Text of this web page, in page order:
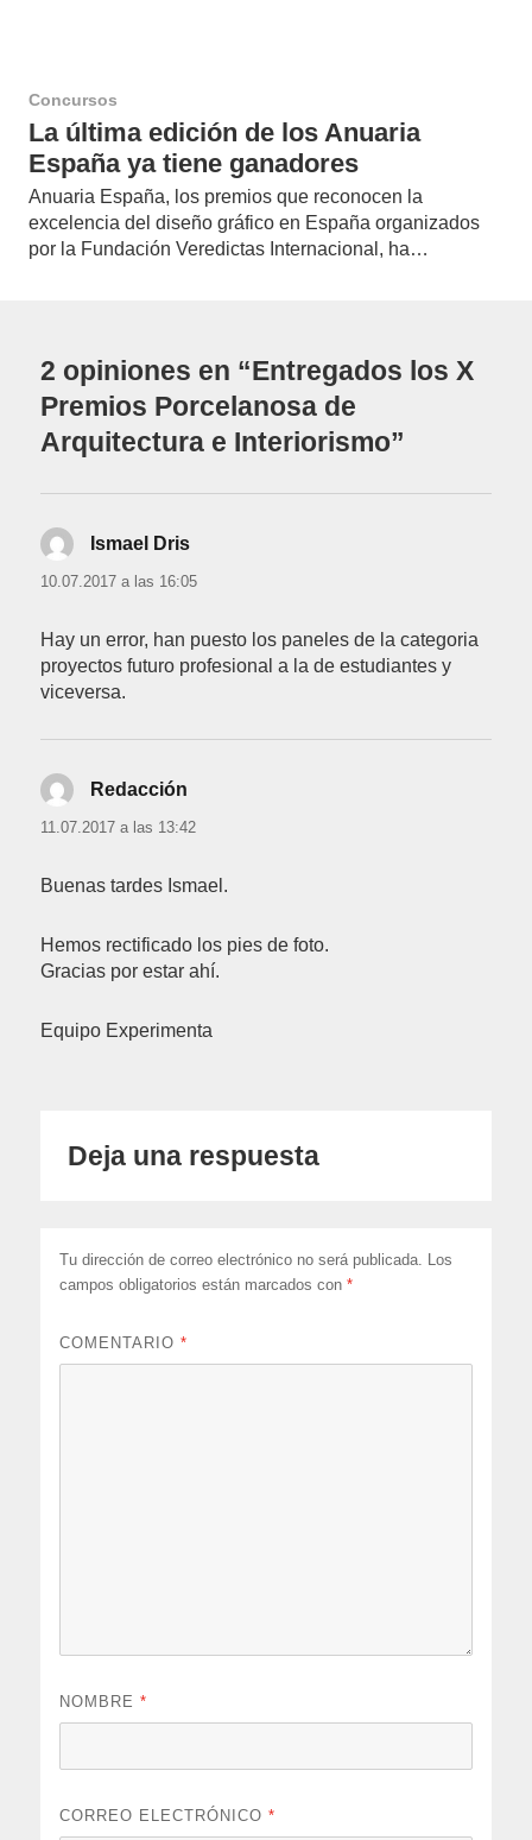
Concursos
La última edición de los Anuaria
España ya tiene ganadores
Anuaria España, los premios que reconocen la
excelencia del diseño gráfico en España organizados
por la Fundación Veredictas Internacional, ha…
2 opiniones en “Entregados los X
Premios Porcelanosa de
Arquitectura e Interiorismo”
Ismael Dris
10.07.2017 a las 16:05
Hay un error, han puesto los paneles de la categoria
proyectos futuro profesional a la de estudiantes y
viceversa.
Redacción
11.07.2017 a las 13:42
Buenas tardes Ismael.
Hemos rectificado los pies de foto.
Gracias por estar ahí.
Equipo Experimenta
Deja una respuesta
Tu dirección de correo electrónico no será publicada.
Los
campos obligatorios están marcados con*
COMENTARIO*
NOMBRE*
CORREO ELECTRÓNICO*